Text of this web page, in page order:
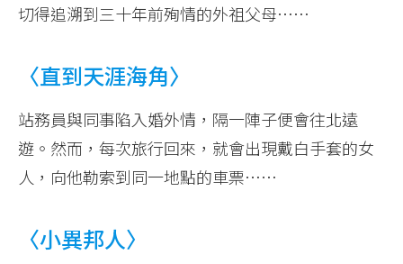
切得追溯到三十年前殉情的外祖父母……
〈直到天涯海角〉
站務員與同事陷入婚外情，隔一陣子便會往北遠
遊。然而，每次旅行回來，就會出現戴白手套的女
人，向他勒索到同一地點的車票……
〈小異邦人〉